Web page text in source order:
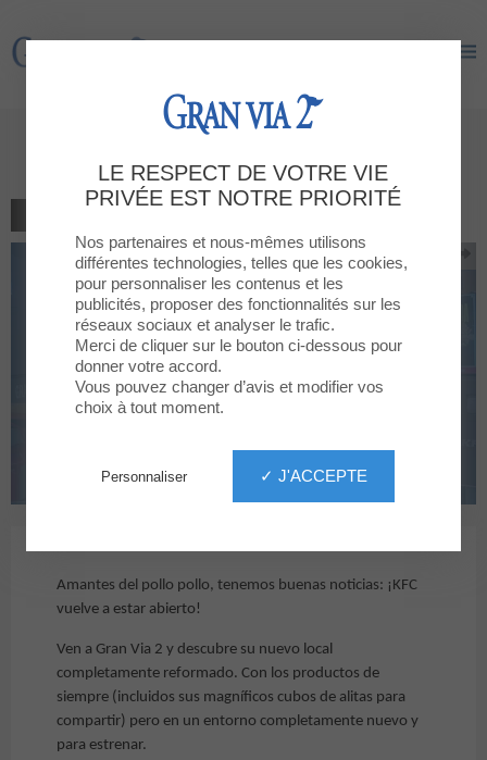
Gran Via 2
REAPERTURA: KFC
Amantes del pollo pollo, tenemos buenas noticias: ¡KFC
vuelve a estar abierto!
Ven a Gran Via 2 y descubre su nuevo local
completamente reformado. Con los productos de
siempre (incluidos sus magníficos cubos de alitas para
compartir) pero en un entorno completamente nuevo y
para estrenar.
LE RESPECT DE VOTRE VIE
PRIVÉE EST NOTRE PRIORITÉ
Nos partenaires et nous-mêmes utilisons
différentes technologies, telles que les cookies,
pour personnaliser les contenus et les
publicités, proposer des fonctionnalités sur les
réseaux sociaux et analyser le trafic.
Merci de cliquer sur le bouton ci-dessous pour
donner votre accord.
Vous pouvez changer d’avis et modifier vos
choix à tout moment.
✓ J'ACCEPTE
Personnaliser